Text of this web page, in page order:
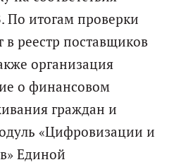
По итогам проверки
реестр поставщиков
организация
о финансовом
граждан и
«Цифровизации и
Единой